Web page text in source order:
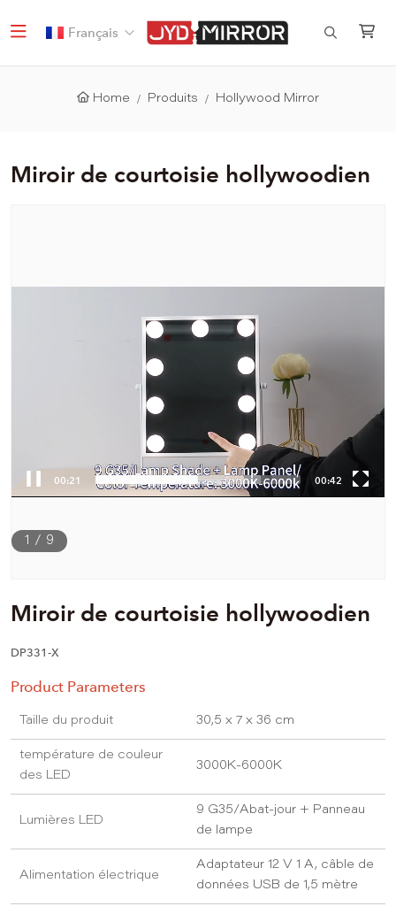
Français
Home Produits Hollywood Mirror
Miroir de courtoisie hollywoodien
Miroir de courtoisie hollywoodien
DP331-X
Product Parameters
Taille du produit 30,5 x 7 x 36 cm
température de couleur
des LED
3000K-6000K
Lumières LED
9 G35/Abat-jour + Panneau
de lampe
Alimentation électrique
Adaptateur 12 V 1 A, câble de
données USB de 1,5 mètre
00:22 00:42
1 / 9